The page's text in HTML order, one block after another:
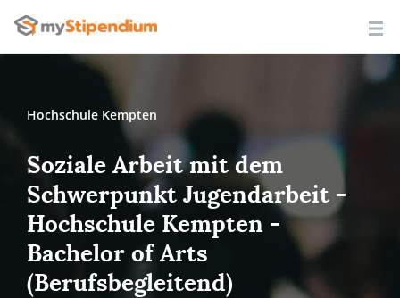
Hochschule Kempten
Soziale Arbeit mit dem
Schwerpunkt Jugendarbeit -
Hochschule Kempten -
Bachelor of Arts
(Berufsbegleitend)